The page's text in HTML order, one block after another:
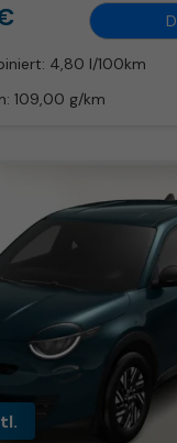
4,80 l/100km
109,00 g/km